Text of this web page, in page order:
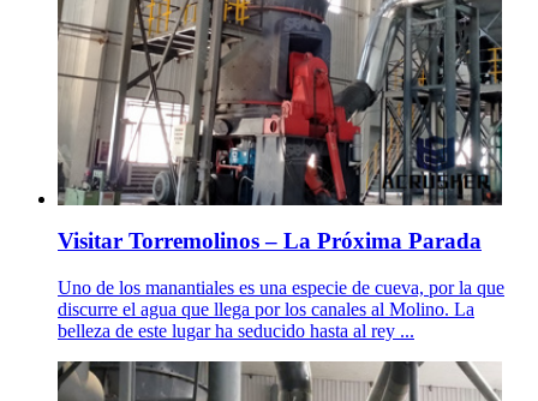
Visitar Torremolinos – La Próxima Parada
Uno de los manantiales es una especie de cueva, por la que
discurre el agua que llega por los canales al Molino. La
belleza de este lugar ha seducido hasta al rey ...